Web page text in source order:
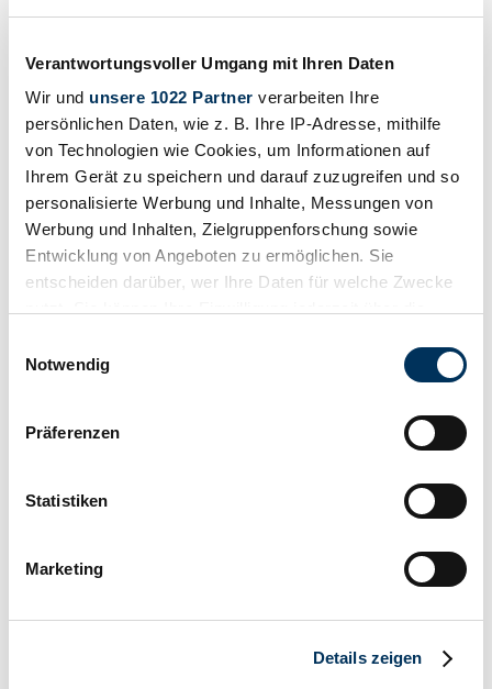
Verantwortungsvoller Umgang mit Ihren Daten
Wir und unsere 1022 Partner verarbeiten Ihre
persönlichen Daten, wie z. B. Ihre IP-Adresse, mithilfe
von Technologien wie Cookies, um Informationen auf
Ihrem Gerät zu speichern und darauf zuzugreifen und so
personalisierte Werbung und Inhalte, Messungen von
Werbung und Inhalten, Zielgruppenforschung sowie
Entwicklung von Angeboten zu ermöglichen. Sie
entscheiden darüber, wer Ihre Daten für welche Zwecke
Trigger Symbol ändern oder widerrufen
Informationen über Ihre geografische Lage
können
bestimmten Merkmalen (Fingerprinting) identifizieren
Erfahren Sie mehr darüber, wie Ihre persönlichen Daten
Notwendig
Präferenzen
Statistiken
Marketing
Details zeigen
8 5.7L GM LS6 ENGINE
Händler
10'500 km